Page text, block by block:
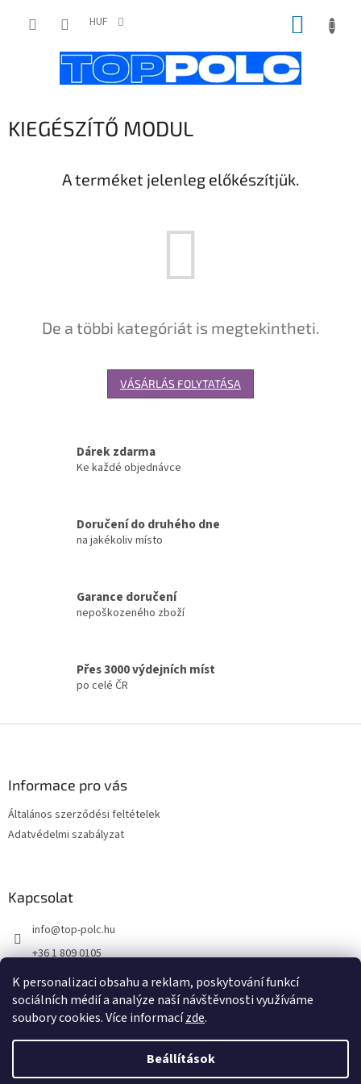
K personalizaci obsahu a reklam, poskytování funkcí
sociálních médií a analýze naší návštěvnosti využíváme
soubory cookies. Více informacízde.
Beállítások
HUF KOSÁR
KIEGÉSZÍTŐ MODUL
A terméket jelenleg előkészítjük.
De a többi kategóriát is megtekintheti.
VÁSÁRLÁS FOLYTATÁSA
Dárek zdarma
Ke každé objednávce
Doručení do druhého dne
na jakékoliv místo
Garance doručení
nepoškozeného zboží
Přes 3000 výdejních míst
po celé ČR
Informace pro vás
Általános szerződési feltételek
Adatvédelmi szabályzat
Kapcsolat
info@top-polc.hu
+36 1 809 0105